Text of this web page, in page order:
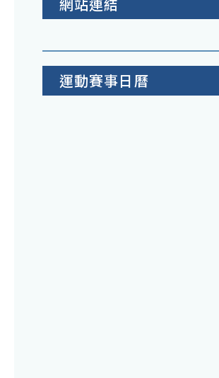
運動賽事日曆